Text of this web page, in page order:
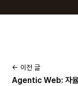
← 이전 글
Agentic Web: 자율